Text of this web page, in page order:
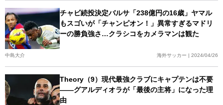
チャビ続投決定バルサ「238億円の16歳」ヤマル
もスゴいが「チャンピオン！」異常すぎるマドリ
ーの勝負強さ…クラシコをカメラマンは観た
中島大介 海外サッカー | 2024/04/26
Theory（9）現代最強クラブにキャプテンは不要
――グアルディオラが「最後の主将」になった理
由